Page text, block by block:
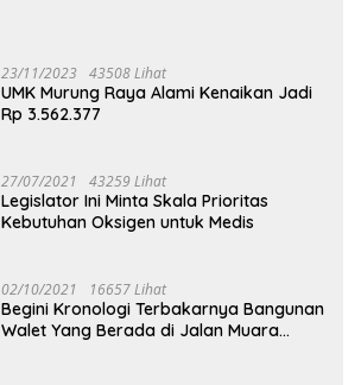
23/11/2023 43508 Lihat
UMK Murung Raya Alami Kenaikan Jadi
Rp 3.562.377
27/07/2021 43259 Lihat
Legislator Ini Minta Skala Prioritas
Kebutuhan Oksigen untuk Medis
02/10/2021 16657 Lihat
Begini Kronologi Terbakarnya Bangunan
Walet Yang Berada di Jalan Muara